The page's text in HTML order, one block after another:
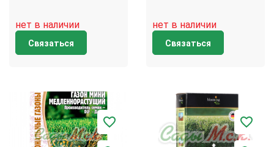
нет в наличии
Связаться
нет в наличии
Связаться